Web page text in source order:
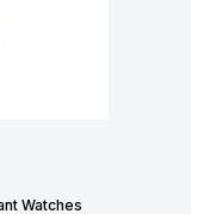
Watches